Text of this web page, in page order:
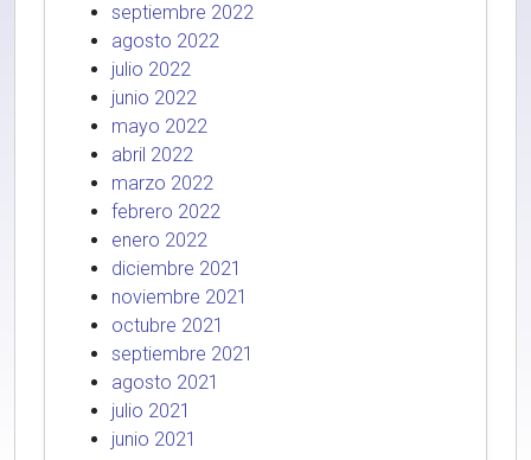
septiembre 2022
agosto 2022
julio 2022
junio 2022
mayo 2022
abril 2022
marzo 2022
febrero 2022
enero 2022
diciembre 2021
noviembre 2021
octubre 2021
septiembre 2021
agosto 2021
julio 2021
junio 2021